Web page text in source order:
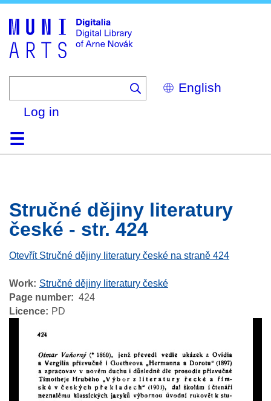
Select
your
Log in
HomeBrowse
Search
About
HelpContactDigitalia
Stručné dějiny literatury
české - str. 424
Otevřít Stručné dějiny literatury české na straně 424
Work
Stručné dějiny literatury české
Page number
424
Licence
PD